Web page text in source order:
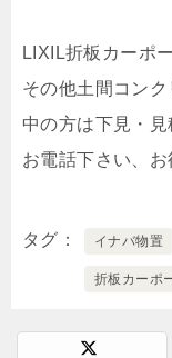
LIXIL折板カーポ
その他土間コン
中の方は下見・
お電話下さい、お
タグ イナバ物置
折板カーポ